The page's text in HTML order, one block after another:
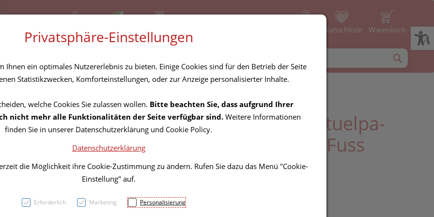
+43 (01) 3683167 Offen Rezept-Anfrage Wunschliste Warenkorb
Schlauchverband Stuelpa-
fertigverband Gr 3 Fuss
U.kinderkopf 1st
PZN: 0823776
Privatsphäre-Einstellungen
Ihnen ein optimales Nutzererlebnis zu bieten. Einige Cookies sind für den Betrieb der Seite
Statistikzwecken, Komforteinstellungen, oder zur Anzeige personalisierter Inhalte.
welche Cookies Sie zulassen wollen. Bitte beachten Sie, dass aufgrund Ihrer
nicht mehr alle Funktionalitäten der Seite verfügbar sind. Weitere Informationen
finden Sie in unserer Datenschutzerklärung und Cookie Policy.
Datenschutzerklärung
die Möglichkeit ihre Cookie-Zustimmung zu ändern. Rufen Sie dazu das Menü "Cookie-
Einstellung" auf.
Erforderlich Marketing Personalisierung